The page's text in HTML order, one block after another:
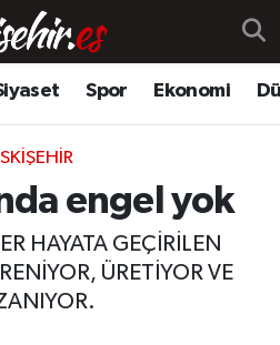
Spor Ekonomi
engel yok
HAYATA GEÇİRİLEN
ÜRETİYOR VE